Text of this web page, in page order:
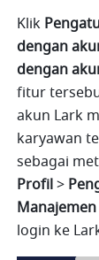
Klik
dengan
dengan
fitur
akun Lark
karyawan
sebagai
Profil >
login ke